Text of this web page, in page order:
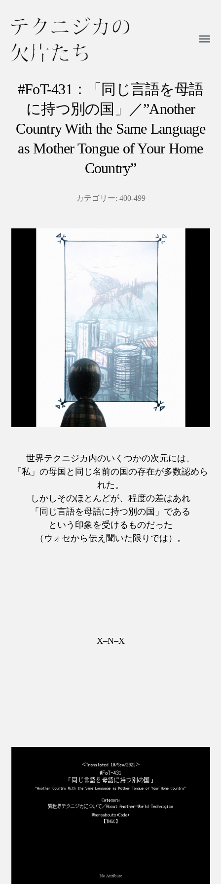
ク
カ
の
#FoT-431：「同じ言語を母語
に持つ別の国」／”Another
Country With the Same Language
as Mother Tongue of Your Home
Country”
カテゴリー: 400-499
世界テクニジカ内のいくつかの次元には、
「私」の母国と同じ名前の国の存在が多数認めら
れた。
しかしそのほとんどが、程度の差はあれ
「同じ言語を母語に持つ別の国」である
という印象を受けるものだった
（ウォセから伝え聞いた限りでは）。
X–N–X